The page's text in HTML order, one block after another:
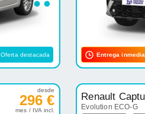
Oferta destacada Entrega
desde
296 €
mes / IVA incl.
Renault
Evolution ECO-G